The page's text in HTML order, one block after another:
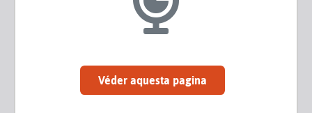
Véder aquesta pagina